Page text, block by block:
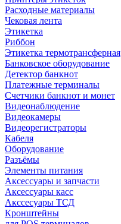
Расходные материалы
Чековая лента
Этикетка
Риббон
Этикетка термотрансферная
Банковское оборудование
Детектор банкнот
Платежные терминалы
Счетчики банкнот и монет
Видеонаблюдение
Видеокамеры
Видеорегистраторы
Кабеля
Оборудование
Разъёмы
Элементы питания
Аксессуары и запчасти
Аксессуары касс
Акссесуары ТСД
Кронштейны